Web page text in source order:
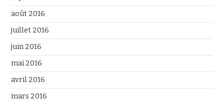
août 2016
juillet 2016
juin 2016
mai 2016
avril 2016
mars 2016